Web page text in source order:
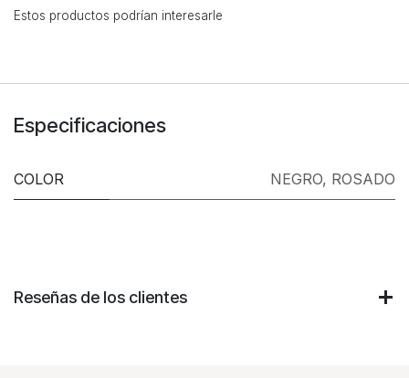
Estos productos podrían interesarle
Especificaciones
COLOR NEGRO, ROSADO
Reseñas de los clientes